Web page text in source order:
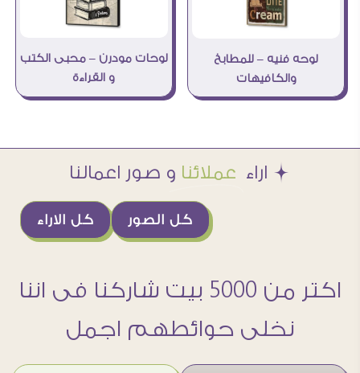
لوحه فنيه – للمطابخ
والكافيهات
لوحات مودرن – محبى الكتب
و القراءة
Æ اراء عملائنا و صور اعمالنا
كل الاراء كل الصور
اكتر من 5000 بيت شاركنا فى اننا
نخلى حوائطهم اجمل